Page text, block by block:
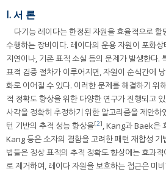
I. 서 론
다기능 레이다는 한정된 자원을 효율적으로
수행하는 장비이다. 레이다의 운용 자원이 포화
지연이나, 기존 표적 소실 등의 문제가 발생한다.
표적 검증 절차가 이루어지면, 자원이 순식간에
화로 이어질 수 있다. 이러한 문제를 해결하기 위
적 정확도 향상을 위한 다양한 연구가 진행되고
사각을 정확히 추정하기 위한 알고리즘을 제안하
턴 기반의 추적 성능 향상을[2], Kang과 Baek은
Kang 등은 소자의 결함을 고려한 패턴 재합성 기
법들은 정상 표적의 추적 정확도 향상에는 효과
로 제거하여, 레이다 자원을 보호하는 접근은 미